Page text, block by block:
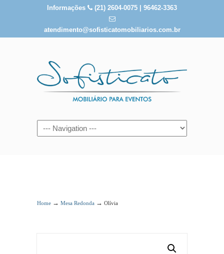
Informações (21) 2604-0075 | 96462-3363
atendimento@sofisticatomobiliarios.com.br
Home → Mesa Redonda → Olívia